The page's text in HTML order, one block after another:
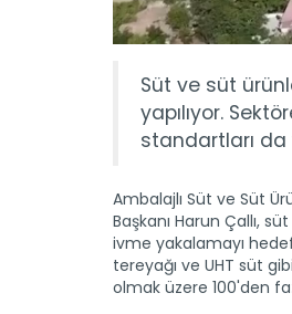
Süt ve süt
yapılıyor.
standartları da
Ambalajlı Süt ve Süt
Başkanı Harun Çallı,
ivme yakalamayı
tereyağı ve UHT süt
olmak üzere 100'den